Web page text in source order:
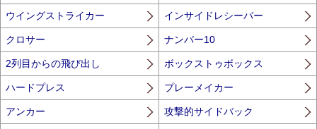
ウイングストライカー インサイドレシーバー
クロサー ナンバー10
2列目からの飛び出し ボックストゥボックス
ハードプレス プレーメイカー
アンカー 攻撃的サイドバック